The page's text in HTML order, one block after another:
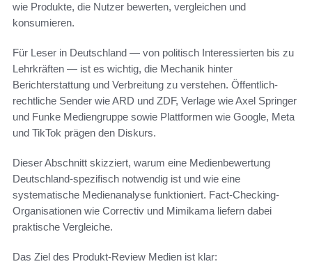
wie Produkte, die Nutzer bewerten, vergleichen und
konsumieren.
Für Leser in Deutschland — von politisch Interessierten bis zu
Lehrkräften — ist es wichtig, die Mechanik hinter
Berichterstattung und Verbreitung zu verstehen. Öffentlich-
rechtliche Sender wie ARD und ZDF, Verlage wie Axel Springer
und Funke Mediengruppe sowie Plattformen wie Google, Meta
und TikTok prägen den Diskurs.
Dieser Abschnitt skizziert, warum eine Medienbewertung
Deutschland-spezifisch notwendig ist und wie eine
systematische Medienanalyse funktioniert. Fact-Checking-
Organisationen wie Correctiv und Mimikama liefern dabei
praktische Vergleiche.
Das Ziel des Produkt-Review Medien ist klar: